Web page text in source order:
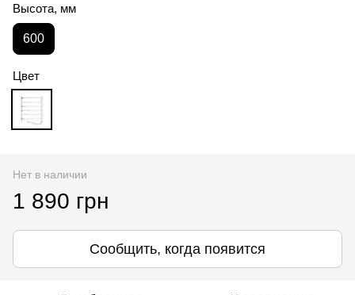
Высота, мм
600
Цвет
Нет в наличии
1 890 грн
Сообщить, когда появится